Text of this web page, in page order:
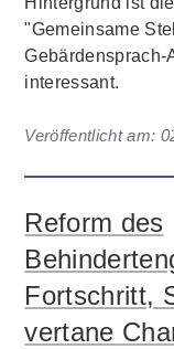
"Gemeinsame
Gebärdensprach-
interessant.
Veröffentlicht am:
Reform des
Fortschritt,
vertane